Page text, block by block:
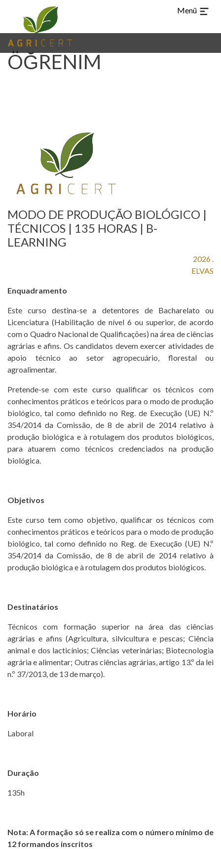
Menü
EN PT
DIL
ANA
SAYFASI
AGRICERT
DENETLEME
ÖĞRENIM
HABERLER
PROJELER
E-ÖĞRENME
PLATFORMU
+351 268 626 546 | E.
agricert@agricert.pt
ÖĞRENIM
MODO DE PRODUÇÃO BIOLÓGICO |
TÉCNICOS | 135 HORAS | B-
LEARNING
2026 .
ELVAS
Enquadramento
Este curso destina-se a detentores de Bacharelato ou
Licenciatura (Habilitação de nível 6 ou superior, de acordo
com o Quadro Nacional de Qualificações) na área de ciências
agrárias e afins. Os candidatos devem exercer atividades de
apoio técnico ao setor agropecuário, florestal ou
agroalimentar.
Pretende-se com este curso qualificar os técnicos com
conhecimentos práticos e teóricos para o modo de produção
biológico, tal como definido no Reg. de Execução (UE) N.º
354/2014 da Comissão, de 8 de abril de 2014 relativo à
produção biológica e à rotulagem dos produtos biológicos,
para atuarem como técnicos credenciados na produção
biológica.
Objetivos
Este curso tem como objetivo, qualificar os técnicos com
conhecimentos práticos e teóricos para o modo de produção
biológico, tal como definido no Reg. de Execução (UE) N.º
354/2014 da Comissão, de 8 de abril de 2014 relativo à
produção biológica e à rotulagem dos produtos biológicos.
Destinatários
Técnicos com formação superior na área das ciências
agrárias e afins (Agricultura, silvicultura e pescas; Ciência
animal e dos lacticínios; Ciências veterinárias; Biotecnologia
agrária e alimentar; Outras ciências agrárias, artigo 13.º da lei
n.º 37/2013, de 13 de março).
Horário
Laboral
Duração
135h
Nota:A formação só se realiza com o número mínimo de
12 formandos inscritos